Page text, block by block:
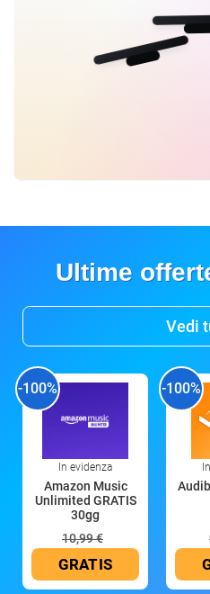
Ultime
Vedi
-100%
In evidenza
Amazon Music
Unlimited GRATIS
30gg
10,99 €
GRATIS
-100%